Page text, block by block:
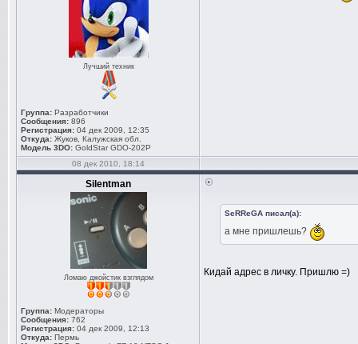
Лучший техник
Группа: Разработчики
Сообщения: 896
Регистрация: 04 дек 2009, 12:35
Откуда: Жуков, Калужская обл.
Модель 3DO: GoldStar GDO-202P
08 дек 2010, 18:14
Silentman
Ломаю джойстик взглядом
Группа: Модераторы
Сообщения: 762
Регистрация: 04 дек 2009, 12:13
Откуда: Пермь
SeRReGA писал(а):
а мне пришлешь?
Кидай адрес в личку. Пришлю =)